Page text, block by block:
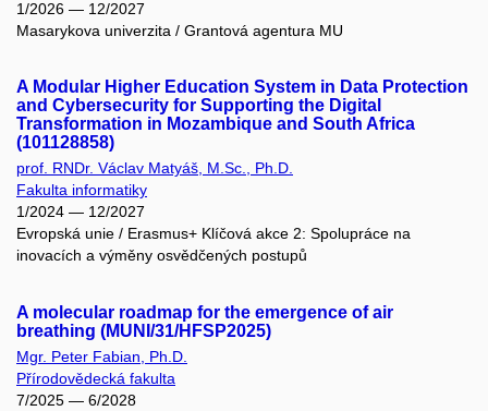
1/2026 — 12/2027
Masarykova univerzita / Grantová agentura MU
A Modular Higher Education System in Data Protection
and Cybersecurity for Supporting the Digital
Transformation in Mozambique and South Africa
(101128858)
prof. RNDr. Václav Matyáš, M.Sc., Ph.D.
Fakulta informatiky
1/2024 — 12/2027
Evropská unie / Erasmus+ Klíčová akce 2: Spolupráce na
inovacích a výměny osvědčených postupů
A molecular roadmap for the emergence of air
breathing (MUNI/31/HFSP2025)
Mgr. Peter Fabian, Ph.D.
Přírodovědecká fakulta
7/2025 — 6/2028